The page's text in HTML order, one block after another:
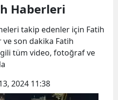
Haberleri
takip edenler için Fatih
son dakika Fatih
tüm video, fotoğraf ve
2024 11:38